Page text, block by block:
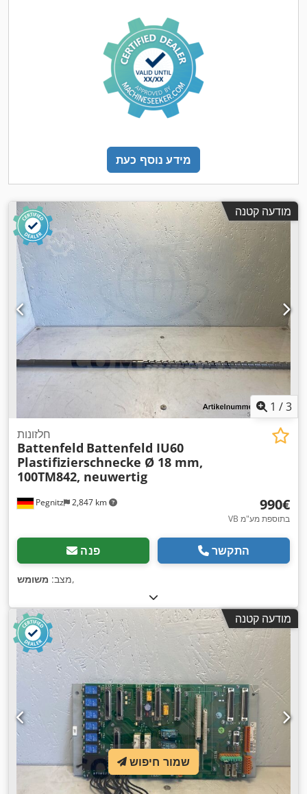
מידע נוסף כעת
מודעה קטנה
1 /3
Pegnitz 2,847 km
חלזונות
Battenfeld Battenfeld IU60
Plastifizierschnecke Ø 18 mm,
100TM842, neuwertig
‏990 ‏€
VB בתוספת מע"מ
פנה התקשר
מצב: משומש ,
מודעה קטנה
שמור חיפוש